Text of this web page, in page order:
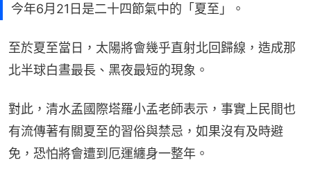
今年6月21日是二十四節氣中的「夏至」。
至於夏至當日，太陽將會幾乎直射北回歸線，造成那
北半球白晝最長、黑夜最短的現象。
對此，清水孟國際塔羅小孟老師表示，事實上民間也
有流傳著有關夏至的習俗與禁忌，如果沒有及時避
免，恐怕將會遭到厄運纏身一整年。